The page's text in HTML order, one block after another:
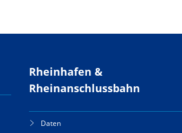
Rheinhafen &
Rheinanschlussbahn
Daten